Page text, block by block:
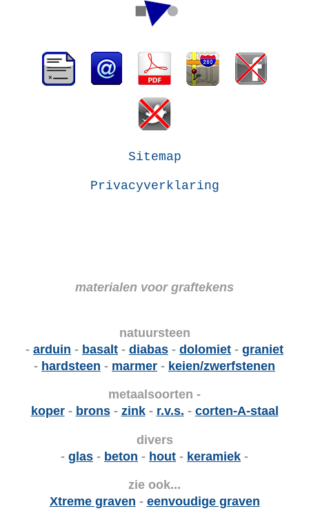
Sitemap
Privacyverklaring
materialen voor graftekens
natuursteen
- arduin - basalt - diabas - dolomiet - graniet
- hardsteen - marmer - keien/zwerfstenen
metaalsoorten -
koper- brons- zink- r.v.s. - corten-A-staal
divers
- glas - beton - hout - keramiek -
zie ook...
Xtreme graven - eenvoudige graven